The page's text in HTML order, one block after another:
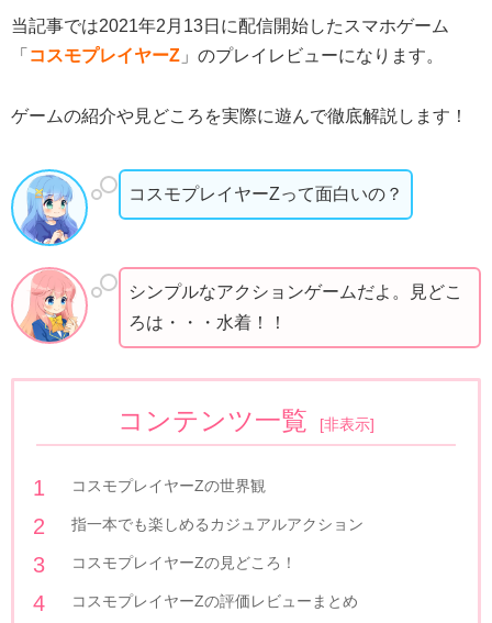
当記事では2021年2月13日に配信開始したスマホゲーム
「 コスモプレイヤーZ 」のプレイレビューになります。
ゲームの紹介や見どころを実際に遊んで徹底解説します！
コスモプレイヤーZって面白いの？
シンプルなアクションゲームだよ。見どこ
ろは・・・水着！！
コンテンツ一覧 [非表示]
コスモプレイヤーZの世界観
指一本でも楽しめるカジュアルアクション
コスモプレイヤーZの見どころ！
コスモプレイヤーZの評価レビューまとめ